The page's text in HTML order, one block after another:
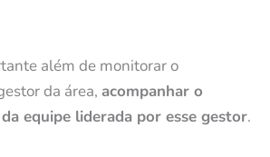
além de monitorar o
da área, acompanhar o
equipe liderada por esse gestor.